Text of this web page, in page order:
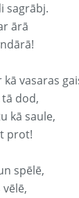
sagrābj.
ārā
vasaras
dod,
kā saule,
prot!
spēlē,